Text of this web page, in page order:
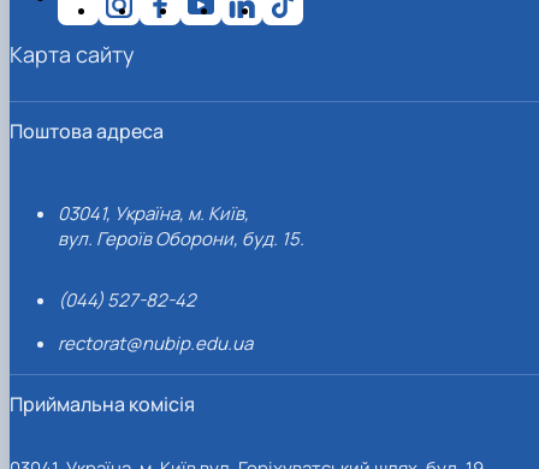
Поштова адреса
03041, Україна, м. Київ,
вул. Героїв Оборони, буд. 15.
(044) 527-82-42
rectorat@nubip.edu.ua
Приймальна комісія
Карта сайту